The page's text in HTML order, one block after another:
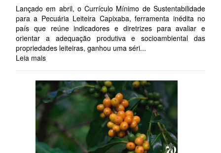
Lançado em abril, o Currículo Mínimo de Sustentabilidade
para a Pecuária Leiteira Capixaba, ferramenta inédita no
país que reúne indicadores e diretrizes para avaliar e
orientar a adequação produtiva e socioambiental das
propriedades leiteiras, ganhou uma séri...
Leia mais